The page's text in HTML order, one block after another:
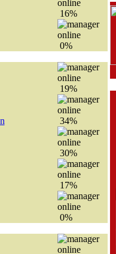
16%
0%
19%
34%
30%
17%
0%